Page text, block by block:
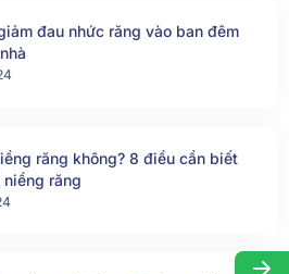
đau nhức răng vào ban đêm
răng không? 8 điều cần biết
răng